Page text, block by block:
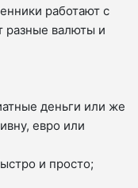
работают с
разные валюты и
деньги или же
евро или
и просто;